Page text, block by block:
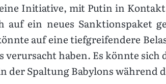
Initiative, mit Putin in
ein neues Sanktionspaket
auf eine tiefgreifendere
verursacht haben. Es könnte
der Spaltung Babylons während